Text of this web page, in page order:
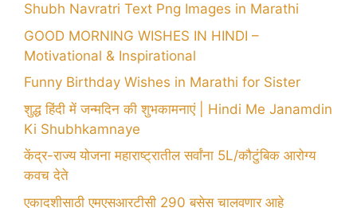
Shubh Navratri Text Png Images in Marathi
GOOD MORNING WISHES IN HINDI –
Motivational & Inspirational
Funny Birthday Wishes in Marathi for Sister
शुद्ध हिंदी में जन्मदिन की शुभकामनाएं | Hindi Me Janamdin
Ki Shubhkamnaye
केंद्र-राज्य योजना महाराष्ट्रातील सर्वांना 5L/कौटुंबिक आरोग्य
कवच देते
एकादशीसाठी एमएसआरटीसी 290 बसेस चालवणार आहे